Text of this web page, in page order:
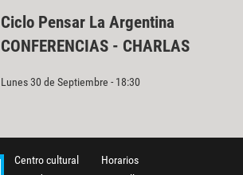
Ciclo Pensar La Argentina
CONFERENCIAS - CHARLAS
Lunes 30 de Septiembre - 18:30
Centro cultural
Horarios